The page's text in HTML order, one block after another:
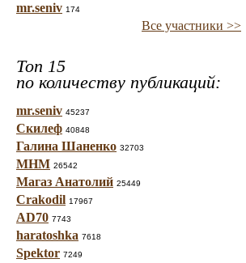
mr.seniv 174
Все участники >>
Топ 15
по количеству публикаций:
mr.seniv 45237
Скилеф 40848
Галина Шаненко 32703
МНМ 26542
Магаз Анатолий 25449
Crakodil 17967
AD70 7743
haratoshka 7618
Spektor 7249